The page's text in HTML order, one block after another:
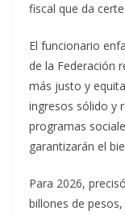
fiscal que da
El funcionario
de la Federación
más justo y
ingresos sólido y
programas
garantizarán el
Para 2026,
billones de